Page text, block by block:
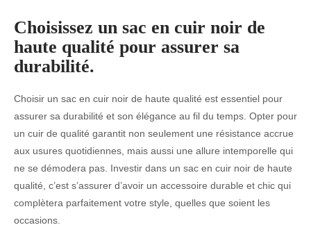
Choisissez un sac en cuir noir de
haute qualité pour assurer sa
durabilité.
Choisir un sac en cuir noir de haute qualité est essentiel pour
assurer sa durabilité et son élégance au fil du temps. Opter pour
un cuir de qualité garantit non seulement une résistance accrue
aux usures quotidiennes, mais aussi une allure intemporelle qui
ne se démodera pas. Investir dans un sac en cuir noir de haute
qualité, c’est s’assurer d’avoir un accessoire durable et chic qui
complètera parfaitement votre style, quelles que soient les
occasions.